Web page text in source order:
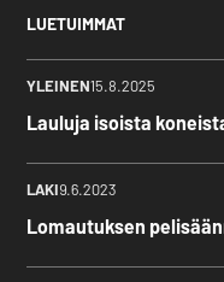
LUETUIMMAT
YLEINEN15.8.2025
Lauluja isoista
LAKI9.6.2023
Lomautuksen